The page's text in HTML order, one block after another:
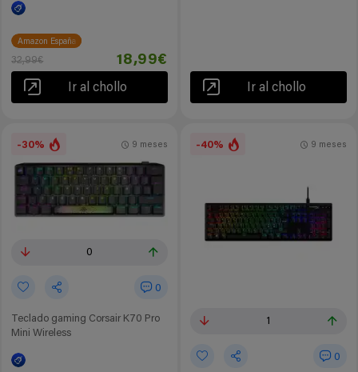
Amazon España
32,99€ 18,99€
Ir al chollo Ir al chollo
-30%
0
0
Teclado gaming Corsair K70 Pro
Mini Wireless
9 meses -40%
1
0
9 meses